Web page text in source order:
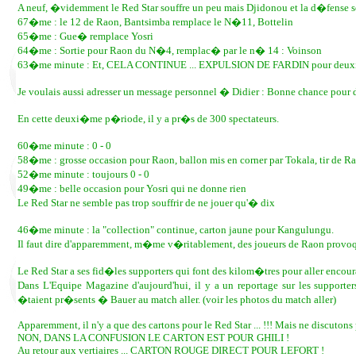
A neuf, �videmment le Red Star souffre un peu mais Djidonou et la
67�me : le 12 de Raon, Bantsimba remplace le N�11, Bottelin
65�me : Gue� remplace Yosri
64�me : Sortie pour Raon du N�4, remplac� par le n� 14 : Voinson
63�me minute : Et, CELA CONTINUE ... EXPULSION DE FARDIN pour
Je voulais aussi adresser un message personnel � Didier : Bonne chance
En cette deuxi�me p�riode, il y a pr�s de 300 spectateurs.
60�me minute : 0 - 0
58�me : grosse occasion pour Raon, ballon mis en corner par Tokala, tir de
52�me minute : toujours 0 - 0
49�me : belle occasion pour Yosri qui ne donne rien
Le Red Star ne semble pas trop souffrir de ne jouer qu'� dix
46�me minute : la "collection" continue, carton jaune pour Kangulungu.
Il faut dire d'apparemment, m�me v�ritablement, des joueurs de Raon
Le Red Star a ses fid�les supporters qui font des kilom�tres pour aller
Dans L'Equipe Magazine d'aujourd'hui, il y a un reportage sur les
�taient pr�sents � Bauer au match aller. (voir les photos du match aller)
Apparemment, il n'y a que des cartons pour le Red Star ... !!! Mais ne
NON, DANS LA CONFUSION LE CARTON EST POUR GHILI !
Au retour aux vertiaires ... CARTON ROUGE DIRECT POUR LEFORT !